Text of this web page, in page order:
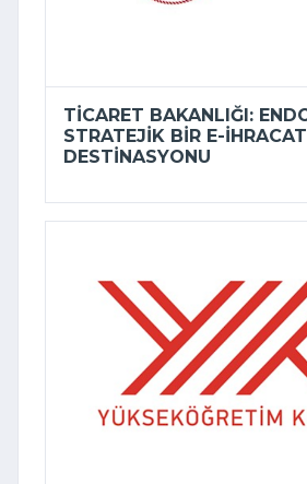
TICARET BAKANLIĞI:
STRATEJIK BIR E-İHRACAT
DESTINASYONU